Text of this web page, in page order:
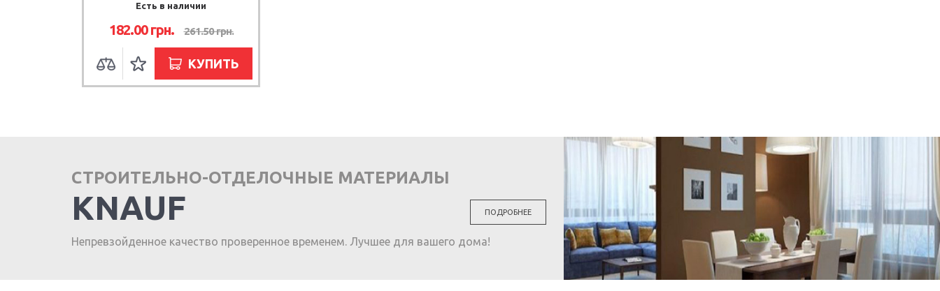
Есть в наличии
182.00грн. 261.50грн.
КУПИТЬ
СТРОИТЕЛЬНО-ОТДЕЛОЧНЫЕ МАТЕРИАЛЫ
KNAUF
Непревзойденное качество проверенное временем. Лучшее для вашего дома!
ПОДРОБНЕЕ